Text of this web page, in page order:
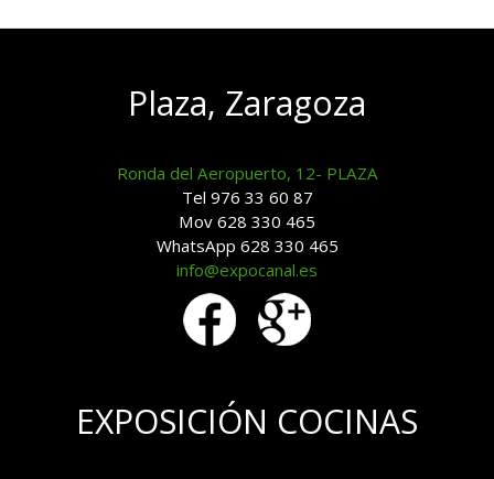
Plaza, Zaragoza
Ronda del Aeropuerto, 12- PLAZA
Tel 976 33 60 87
Mov 628 330 465
WhatsApp 628 330 465
info@expocanal.es
EXPOSICIÓN COCINAS